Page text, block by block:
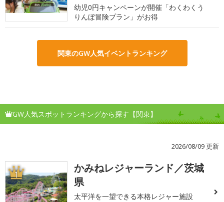
幼児0円キャンペーンが開催「わくわくう
りんぼ冒険プラン」がお得
関東のGW人気イベントランキング
GW人気スポットランキングから探す【関東】
2026/08/09 更新
1
かみねレジャーランド／茨城
県
太平洋を一望できる本格レジャー施設